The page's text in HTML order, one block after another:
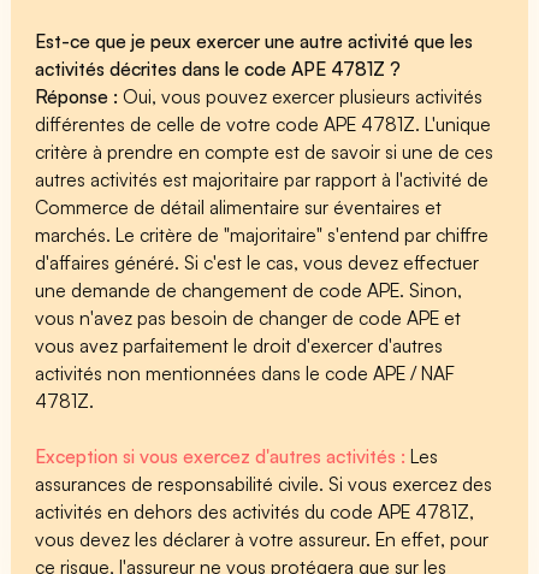
Est-ce que je peux exercer une autre activité que les
activités décrites dans le code APE 4781Z ?
Réponse :Oui, vous pouvez exercer plusieurs activités
différentes de celle de votre code APE 4781Z. L'unique
critère à prendre en compte est de savoir si une de ces
autres activités est majoritaire par rapport à l'activité de
Commerce de détail alimentaire sur éventaires et
marchés. Le critère de "majoritaire" s'entend par chiffre
d'affaires généré. Si c'est le cas, vous devez effectuer
une demande de changement de code APE. Sinon,
vous n'avez pas besoin de changer de code APE et
vous avez parfaitement le droit d'exercer d'autres
activités non mentionnées dans le code APE / NAF
4781Z.
Exception si vous exercez d'autres activités :Les
assurances de responsabilité civile. Si vous exercez des
activités en dehors des activités du code APE 4781Z,
vous devez les déclarer à votre assureur. En effet, pour
ce risque, l'assureur ne vous protégera que sur les